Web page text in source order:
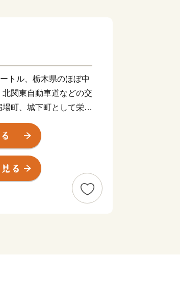
トル、栃木県のほぼ中
関東自動車道などの交
町、城下町として栄
展してきました。
れる魅力あるまちづく
、自転車のまち、餃子
ツのまち、大谷石のま
な事業を実施していま